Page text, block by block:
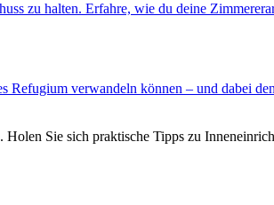
zu halten. Erfahre, wie du deine
verwandeln können – und dabei
Sie sich praktische Tipps zu